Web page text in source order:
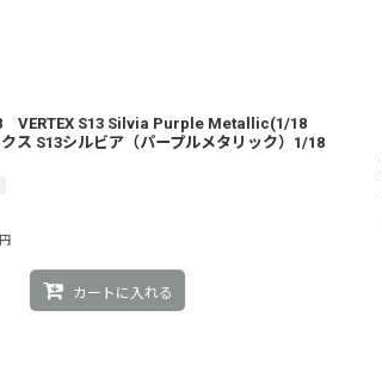
VERTEX S13 Silvia Purple Metallic(1/18
ス S13シルビア（パープルメタリック）1/18
円
カートに入れる